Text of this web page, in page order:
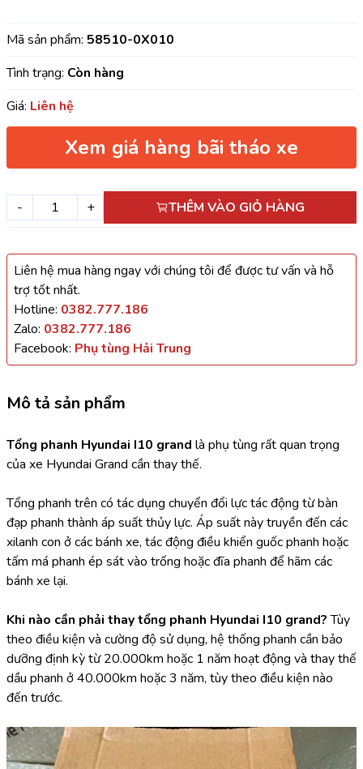
Mã sản phẩm: 58510-0X010
Tình trạng: Còn hàng
Giá: Liên hệ
Xem giá hàng bãi tháo xe
- + THÊM VÀO GIỎ HÀNG
Liên hệ mua hàng ngay với chúng tôi để được tư vấn và hỗ
trợ tốt nhất.
Hotline: 0382.777.186
Zalo: 0382.777.186
Facebook: Phụ tùng Hải Trung
Mô tả sản phẩm
Tổng phanh Hyundai I10 grand là phụ tùng rất quan trọng
của xe Hyundai Grand cần thay thế.
Tổng phanh trên có tác dụng chuyển đổi lực tác động từ bàn
đạp phanh thành áp suất thủy lực. Áp suất này truyền đến các
xilanh con ở các bánh xe, tác động điều khiển guốc phanh hoặc
tấm má phanh ép sát vào trống hoặc đĩa phanh để hãm các
bánh xe lại.
Khi nào cần phải thay tổng phanh Hyundai I10 grand? Tùy
theo điều kiện và cường độ sử dụng, hệ thống phanh cần bảo
dưỡng định kỳ từ 20.000km hoặc 1 năm hoạt động và thay thế
dầu phanh ở 40.000km hoặc 3 năm, tùy theo điều kiện nào
đến trước.